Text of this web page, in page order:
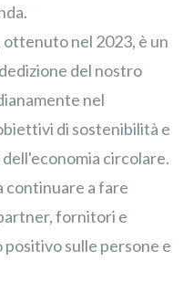
nel 2023, è un
del nostro
nel
di sostenibilità e
circolare.
continuare a fare
fornitori e
sulle persone e